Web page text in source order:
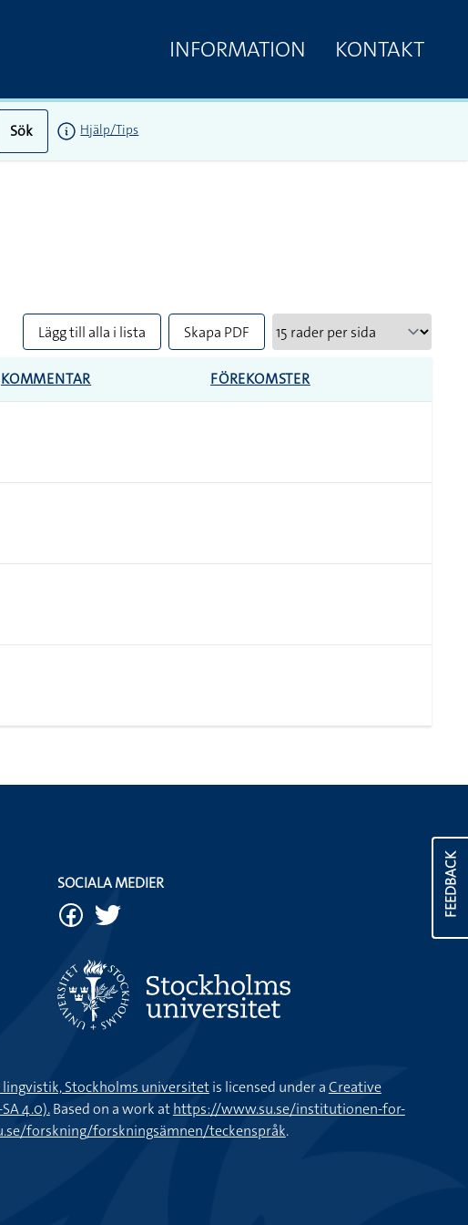
INFORMATION KONTAKT
Sök Hjälp/Tips
Lägg till alla i lista Skapa PDF
KOMMENTAR FÖREKOMSTER
FEEDBACK
SOCIALA MEDIER
Stockholms universitetis licensed under aCreative
4.0).Based on a work athttps://www.su.se/institutionen-for-
forskning/forskningsämnen/teckenspråk.